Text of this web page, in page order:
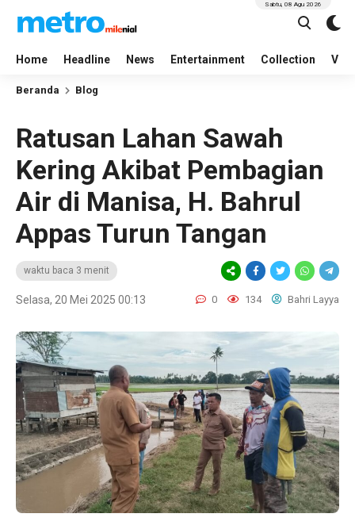
Home Headline News Entertainment Collection
Sabtu, 08 Agu 2026
Beranda Blog
Ratusan Lahan Sawah
Kering Akibat Pembagian
Air di Manisa, H. Bahrul
Appas Turun Tangan
waktu baca 3 menit
Selasa, 20 Mei 2025 00:13 0 134 Bahri Layya